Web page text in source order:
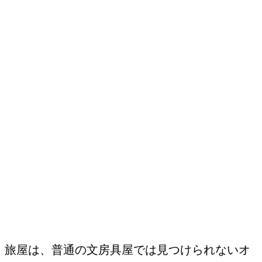
旅屋は、普通の文房具屋では見つけられないオ